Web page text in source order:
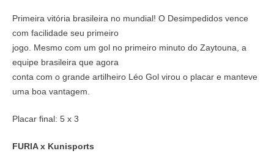
Primeira vitória brasileira no mundial! O Desimpedidos vence
com facilidade seu primeiro
jogo. Mesmo com um gol no primeiro minuto do Zaytouna, a
equipe brasileira que agora
conta com o grande artilheiro Léo Gol virou o placar e manteve
uma boa vantagem.
Placar final: 5 x 3
FURIA x Kunisports